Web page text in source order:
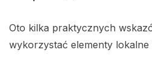
Oto kilka praktycznych
wykorzystać elementy lokalne